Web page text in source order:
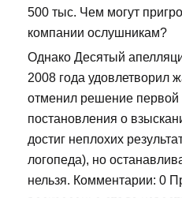
500 тыс. Чем могут
компании ослушникам?
Однако Десятый
2008 года удовлетворил
отменил решение первой
постановления о
достиг неплохих
логопеда), но
нельзя. Комментарии: 0